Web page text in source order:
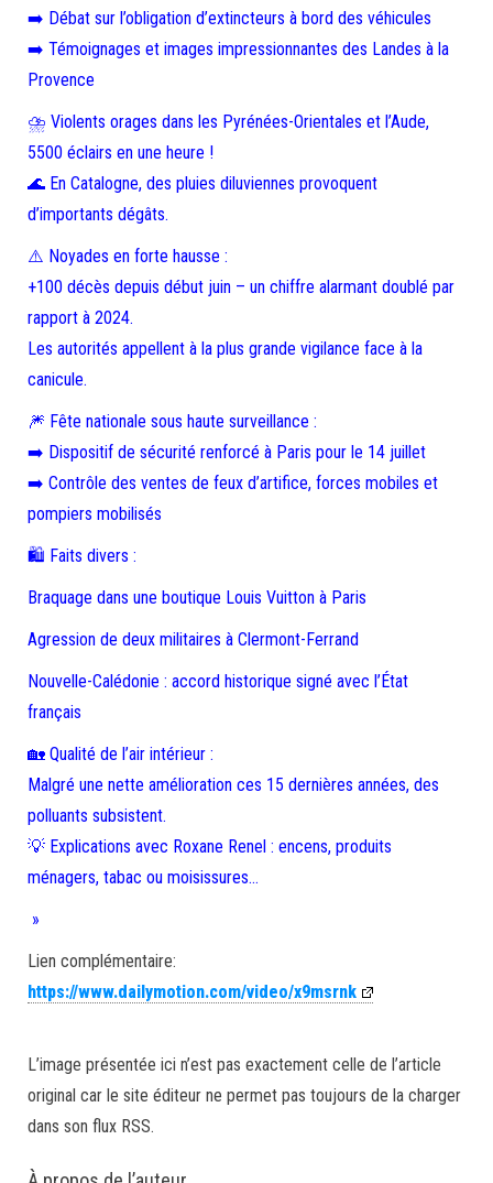
➡️ Débat sur l’obligation d’extincteurs à bord des véhicules
➡️ Témoignages et images impressionnantes des Landes à la
Provence
⛈️ Violents orages dans les Pyrénées-Orientales et l’Aude,
5500 éclairs en une heure !
🌊 En Catalogne, des pluies diluviennes provoquent
d’importants dégâts.
⚠️ Noyades en forte hausse :
+100 décès depuis début juin – un chiffre alarmant doublé par
rapport à 2024.
Les autorités appellent à la plus grande vigilance face à la
canicule.
🎆 Fête nationale sous haute surveillance :
➡️ Dispositif de sécurité renforcé à Paris pour le 14 juillet
➡️ Contrôle des ventes de feux d’artifice, forces mobiles et
pompiers mobilisés
🛍️ Faits divers :
Braquage dans une boutique Louis Vuitton à Paris
Agression de deux militaires à Clermont-Ferrand
Nouvelle-Calédonie : accord historique signé avec l’État
français
🏡 Qualité de l’air intérieur :
Malgré une nette amélioration ces 15 dernières années, des
polluants subsistent.
💡 Explications avec Roxane Renel : encens, produits
ménagers, tabac ou moisissures…
»
Lien complémentaire:
https://www.dailymotion.com/video/x9msrnk
L’image présentée ici n’est pas exactement celle de l’article
original car le site éditeur ne permet pas toujours de la charger
dans son flux RSS.